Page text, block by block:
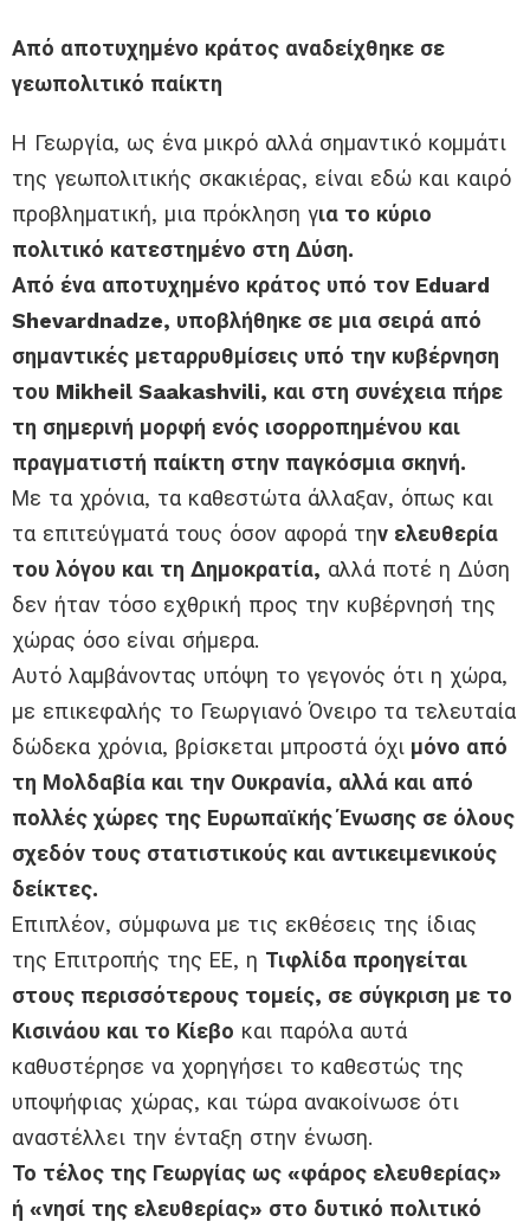
Από αποτυχημένο κράτος αναδείχθηκε σε
γεωπολιτικό παίκτη
Η Γεωργία, ως ένα μικρό αλλά σημαντικό κομμάτι
της γεωπολιτικής σκακιέρας, είναι εδώ και καιρό
προβληματική, μια πρόκληση για το κύριο
πολιτικό κατεστημένο στη Δύση.
Από ένα αποτυχημένο κράτος υπό τον Eduard
Shevardnadze, υποβλήθηκε σε μια σειρά από
σημαντικές μεταρρυθμίσεις υπό την κυβέρνηση
του Mikheil Saakashvili, και στη συνέχεια πήρε
τη σημερινή μορφή ενός ισορροπημένου και
πραγματιστή παίκτη στην παγκόσμια σκηνή.
Με τα χρόνια, τα καθεστώτα άλλαξαν, όπως και
τα επιτεύγματά τους όσον αφορά την ελευθερία
του λόγου και τη Δημοκρατία, αλλά ποτέ η Δύση
δεν ήταν τόσο εχθρική προς την κυβέρνησή της
χώρας όσο είναι σήμερα.
Αυτό λαμβάνοντας υπόψη το γεγονός ότι η χώρα,
με επικεφαλής το Γεωργιανό Όνειρο τα τελευταία
δώδεκα χρόνια, βρίσκεται μπροστά όχι μόνο από
τη Μολδαβία και την Ουκρανία, αλλά και από
πολλές χώρες της Ευρωπαϊκής Ένωσης σε όλους
σχεδόν τους στατιστικούς και αντικειμενικούς
δείκτες.
Επιπλέον, σύμφωνα με τις εκθέσεις της ίδιας
της Επιτροπής της ΕΕ, η Τιφλίδα προηγείται
στους περισσότερους τομείς, σε σύγκριση με το
Κισινάου και το Κίεβο και παρόλα αυτά
καθυστέρησε να χορηγήσει το καθεστώς της
υποψήφιας χώρας, και τώρα ανακοίνωσε ότι
αναστέλλει την ένταξη στην ένωση.
Το τέλος της Γεωργίας ως «φάρος ελευθερίας»
ή «νησί της ελευθερίας» στο δυτικό πολιτικό